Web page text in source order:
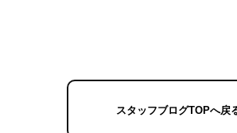
スタッフブログTOPへ戻